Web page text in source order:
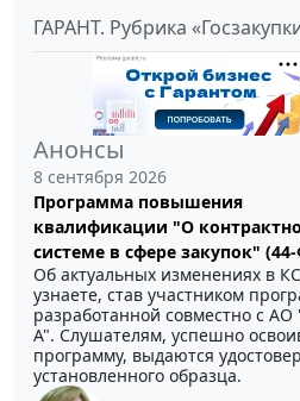
ГАРАНТ. Рубрика
Анонсы
8 сентября 2026
Программа повышения
квалификации "О
системе в сфере закупок"
Об актуальных изменениях в КС
узнаете, став участником
разработанной совместно с АО
А". Слушателям, успешно
программу, выдаются
установленного образца.